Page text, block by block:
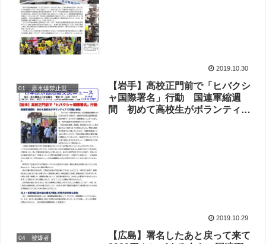
2019.10.30
01 原水爆禁止世界大会
【岩手】高校正門前で「ヒバクシ
ャ国際署名」行動 国連軍縮週
間 初めて高校生がボランティア
2019.10.29
04 被爆者
【広島】署名したあと戻って来て